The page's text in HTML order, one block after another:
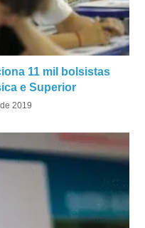
11 mil bolsistas
e Superior
2019